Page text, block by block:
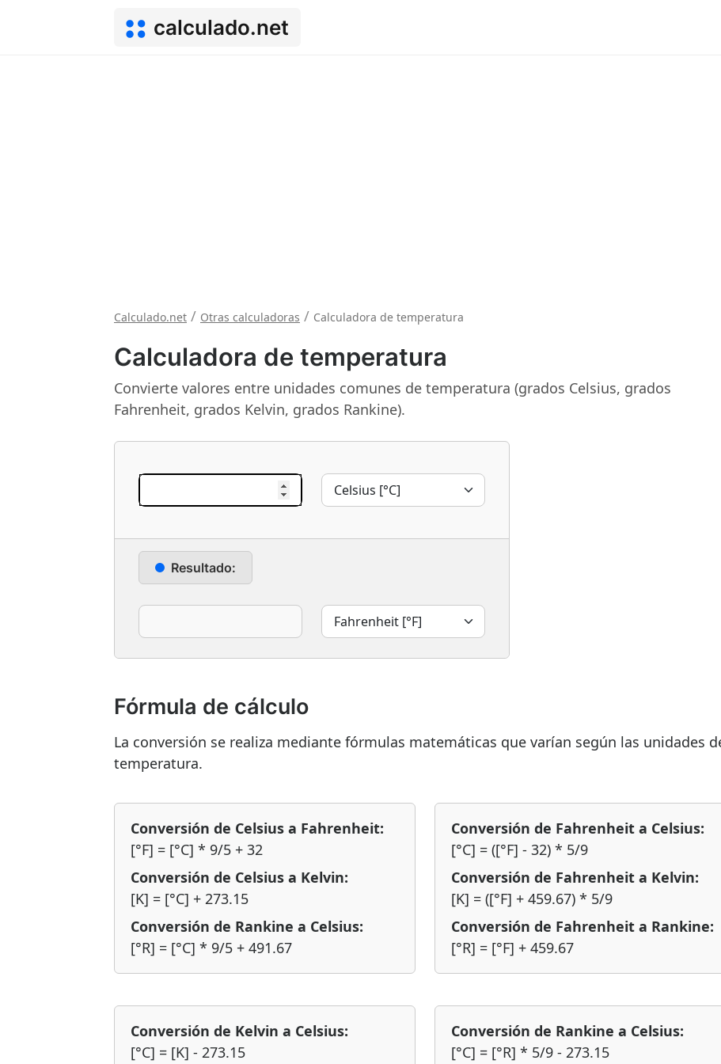
calculado.net
Calculado.net / Otras calculadoras / Calculadora de temperatura
Calculadora de temperatura
Convierte valores entre unidades comunes de temperatura (grados Celsius, grados
Fahrenheit, grados Kelvin, grados Rankine).
Resultado:
Fórmula de cálculo
La conversión se realiza mediante fórmulas matemáticas que varían según las unidades
temperatura.
Conversión de Celsius a Fahrenheit:
[°F] = [°C] * 9/5 + 32
Conversión de Celsius a Kelvin:
[K] = [°C] + 273.15
Conversión de Rankine a Celsius:
[°R] = [°C] * 9/5 + 491.67
Conversión de Fahrenheit a Celsius:
[°C] = ([°F] - 32) * 5/9
Conversión de Fahrenheit a Kelvin:
[K] = ([°F] + 459.67) * 5/9
Conversión de Fahrenheit a Rankine:
[°R] = [°F] + 459.67
Conversión de Kelvin a Celsius:
[°C] = [K] - 273.15
Conversión de Rankine a Celsius:
[°C] = [°R] * 5/9 - 273.15